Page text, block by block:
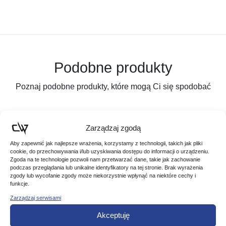
Zarządzaj zgodą
Aby zapewnić jak najlepsze wrażenia, korzystamy z technologii, takich jak pliki
cookie, do przechowywania i/lub uzyskiwania dostępu do informacji o urządzeniu.
Zgoda na te technologie pozwoli nam przetwarzać dane, takie jak zachowanie
podczas przeglądania lub unikalne identyfikatory na tej stronie. Brak wyrażenia
zgody lub wycofanie zgody może niekorzystnie wpłynąć na niektóre cechy i
funkcje.
Zarządzaj serwisami
Akceptuję
Podobne produkty
Poznaj podobne produkty, które mogą Ci się spodobać
Promocja!